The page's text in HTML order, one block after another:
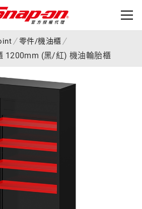
零件/機油櫃
1200mm (黑/紅) 機油輪胎櫃